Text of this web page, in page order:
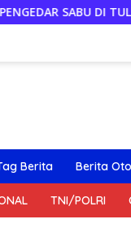
BAWANG
Berita Berita
TNI/POLRI